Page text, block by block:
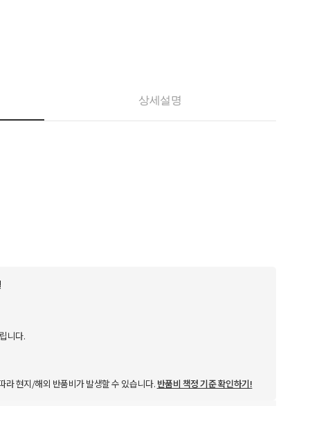
상세설명
니다.
라 현지/해외 반품비가 발생할 수 있습니다. 반품비 책정 기준 확인하기!